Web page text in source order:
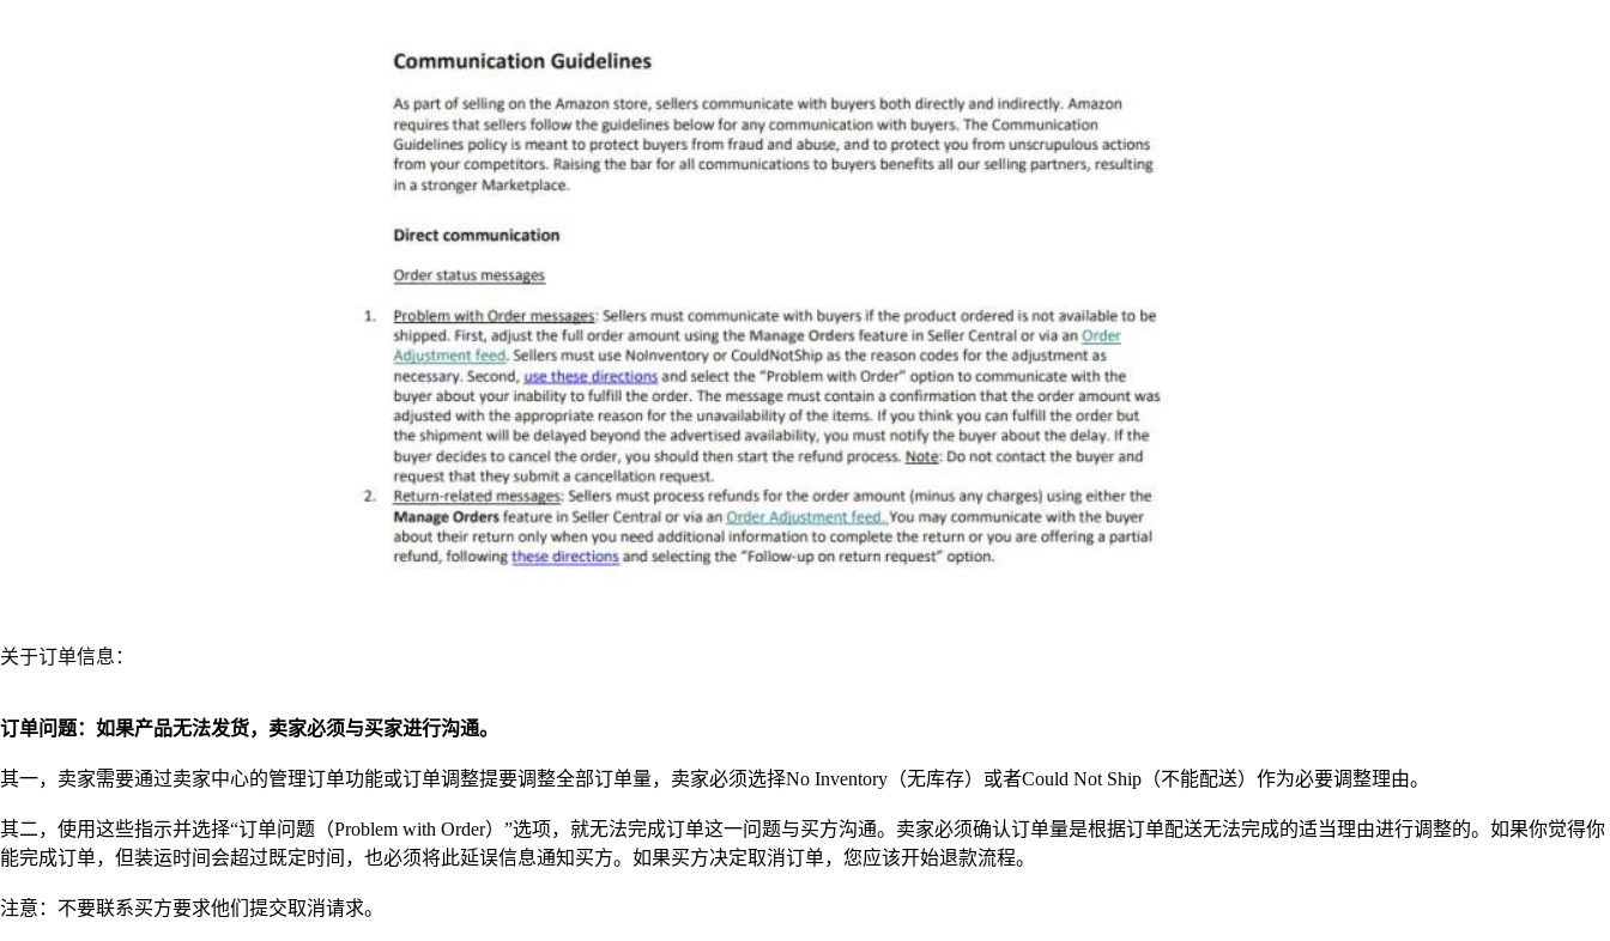
关于订单信息：
订单问题：如果产品无法发货，卖家必须与买家进行沟通。
其一，卖家需要通过卖家中心的管理订单功能或订单调整提要调整全部订单量，卖家必须选择No Inventory（无库存）或者Could Not Ship（不能配送）作为必要调整理由。
其二，使用这些指示并选择“订单问题（Problem with Order）”选项，就无法完成订单这一问题与买方沟通。卖家必须确认订单量是根据订单配送无法完成的适当理由进行调整的。如果你觉得你
能完成订单，但装运时间会超过既定时间，也必须将此延误信息通知买方。如果买方决定取消订单，您应该开始退款流程。
注意：不要联系买方要求他们提交取消请求。